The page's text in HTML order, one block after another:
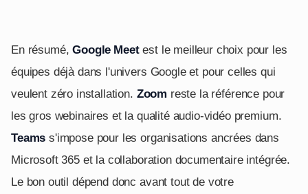
En résumé,Google Meetest le meilleur choix pour les
équipes déjà dans l'univers Google et pour celles qui
veulent zéro installation. Zoom reste la référence pour
les gros webinaires et la qualité audio-vidéo premium.
Teams s'impose pour les organisations ancrées dans
Microsoft 365 et la collaboration documentaire intégrée.
Le bon outil dépend donc avant tout de votre